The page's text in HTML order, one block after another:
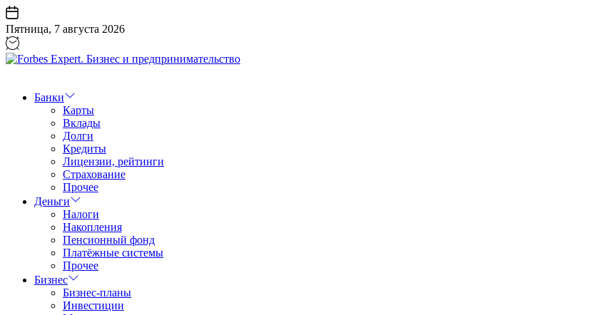
Перейти
к
содержанию
Пятница, 7 августа 2026
Бизнес
предпринимательство
Банки
Карты
Вклады
Долги
Кредиты
Лицензии, рейтинги
Страхование
Прочее
Деньги
Налоги
Накопления
Пенсионный фонд
Платёжные системы
Прочее
Бизнес
Бизнес-планы
Инвестиции